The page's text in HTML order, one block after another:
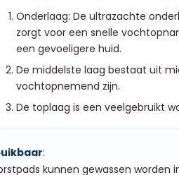
Onderlaag: De ultrazachte
zorgt voor een snelle
een gevoeligere huid.
De middelste laag bestaat uit
vochtopnemend zijn.
De toplaag is een veelgebruikt
:
kunnen gewassen worden